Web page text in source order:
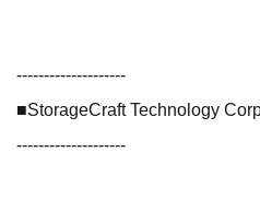
--------------------
■StorageCraft Technology
--------------------